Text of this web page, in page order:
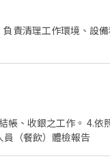
責清理工作環境、設備
、收銀之工作。 4.依
員（餐飲）體檢報告